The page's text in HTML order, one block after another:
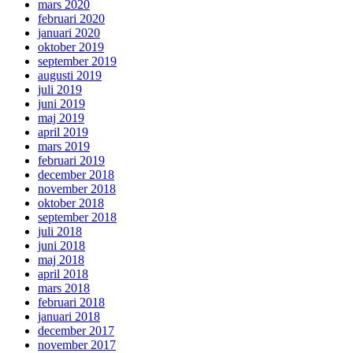
mars 2020
februari 2020
januari 2020
oktober 2019
september 2019
augusti 2019
juli 2019
juni 2019
maj 2019
april 2019
mars 2019
februari 2019
december 2018
november 2018
oktober 2018
september 2018
juli 2018
juni 2018
maj 2018
april 2018
mars 2018
februari 2018
januari 2018
december 2017
november 2017